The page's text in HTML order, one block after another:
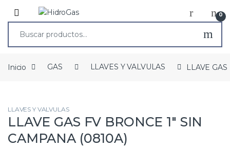
0
Inicio GAS LLAVES Y VALVULAS LLAVE
LLAVES Y VALVULAS
LLAVE GAS FV BRONCE 1″ SIN
CAMPANA (0810A)